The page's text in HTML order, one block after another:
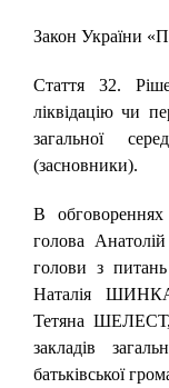
Закон України
Стаття 32.
ліквідацію чи
загальної
(засновники).
В
голова
голови з питань
Наталія
Тетяна ШЕЛЕСТ,
закладів
батьківської